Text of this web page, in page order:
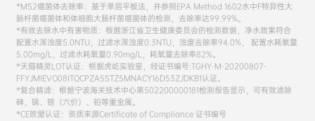
*MS2噬菌体去除率：基于单层平板法，并参照EPA Method 1602水中F特异性大
肠杆菌噬菌体和体细胞大肠杆菌噬菌体的检测，去除率达99.99%。
*有效去除水中有害物质：根据浙江省卫生健康委员会的检测数据，净水效果符合
配置水浑浊度5.0NTU，过滤水浑浊度0.3NTU，浊度去除率94.0%， 配置水耗氧量
5.00mg/L，过滤水耗氧量0.90mg/L，耗氧量去除率82%。
*天猫精灵LOT认证：根据虎屹实验室，经证书编号:TGHY-M-20200807-
FFYJMIEVO08ITQCPZA5STZ5MNACY16D53ZJDKB1认证。
*复合精滤：根据宁波海关技术中心第502200000181检测报告显示，可有效滤除
砷、镉、铬（六价）、铅等重金属。
*CE欧盟认证：资质来源Certificate of Compliance 证书编号